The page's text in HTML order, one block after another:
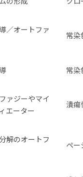
／オートファ
常染
常染
ァジーやマイ
エーター
潰瘍
解のオートフ
ペー